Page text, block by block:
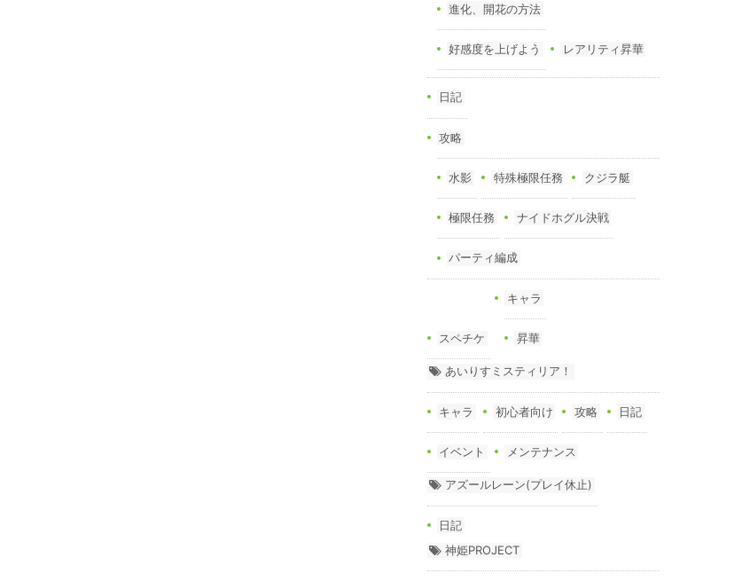
進化、開花の方法
好感度を上げよう レアリティ昇華
日記
攻略
水影 特殊極限任務 クジラ艇
極限任務 ナイドホグル決戦
パーティ編成
スペチケ
キャラ
昇華
あいりすミスティリア！
キャラ 初心者向け 攻略 日記
イベント メンテナンス
アズールレーン(プレイ休止)
日記
神姫PROJECT